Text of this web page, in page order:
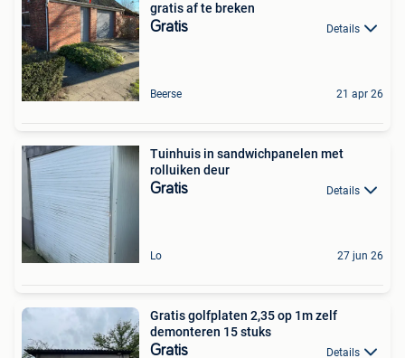
gratis af te breken
Gratis Details
Beerse 21 apr 26
Tuinhuis in sandwichpanelen met
rolluiken deur
Gratis Details
Lo 27 jun 26
Gratis golfplaten 2,35 op 1m zelf
demonteren 15 stuks
Gratis Details